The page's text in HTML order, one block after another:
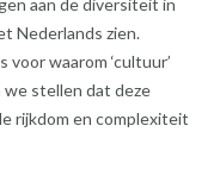
aan de diversiteit in
Nederlands zien.
waarom ‘cultuur’
we stellen dat deze
rijkdom en complexiteit